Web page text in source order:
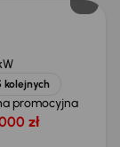
kolejnych
promocyjna
zł